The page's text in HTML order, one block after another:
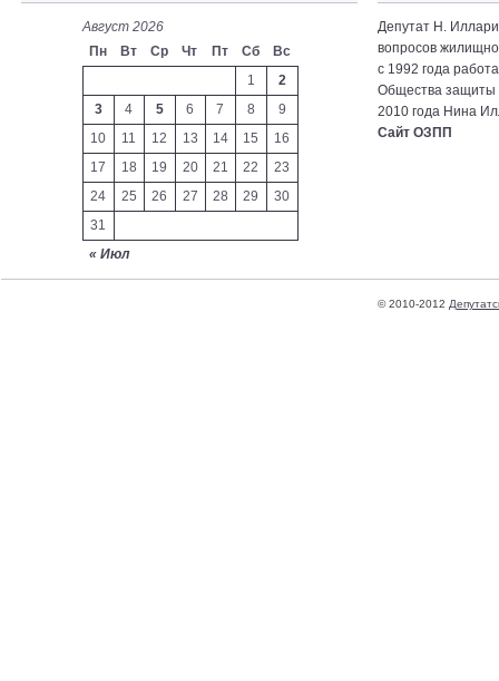
Август 2026
Пн
Вт Ср Чт Пт Сб Вс
« Июл
1
2
3
4 5 6 7 8
9
10
11 12 13 14 15
16
17
18 19 20 21 22
23
24
25 26 27 28 29
30
31
Депутат Н.
вопросов
с 1992 года
Общества защиты
2010 года Нина
Сайт ОЗПП
© 2010-2012